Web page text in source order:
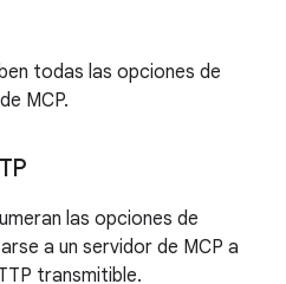
todas las opciones de
MCP.
las opciones de
a un servidor de MCP a
transmitible.